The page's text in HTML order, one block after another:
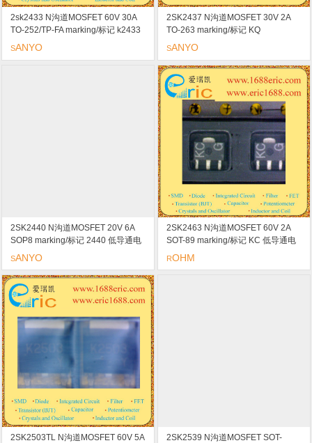
2sk2433 N沟道MOSFET 60V 30A
TO-252/TP-FA marking/标记 k2433
低导通电阻/低电压驱动
SANYO
2SK2437 N沟道MOSFET 30V 2A
TO-263 marking/标记 KQ
SANYO
2SK2440 N沟道MOSFET 20V 6A
SOP8 marking/标记 2440 低导通电
阻/高速开关
SANYO
2SK2463 N沟道MOSFET 60V 2A
SOT-89 marking/标记 KC 低导通电
阻/高速开关/宽SOA/低电压驱动
ROHM
2SK2503TL N沟道MOSFET 60V 5A
2SK2539 N沟道MOSFET SOT-